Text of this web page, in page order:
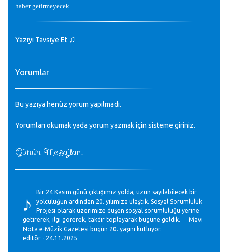
Günün Mesajları
♪
Bir 24 Kasım günü çıktığımız yolda, uzun sayılabilecek bir
yolculuğun ardından 20. yılımıza ulaştık. Sosyal Sorumluluk
Projesi olarak üzerimize düşen sosyal sorumluluğu yerine
getirerek, ilgi görerek, takdir toplayarak bugüne geldik. Mavi
Nota e-Müzik Gazetesi bugün 20. yaşını kutluyor.
editör - 24.11.2025
haber getirmeyecek.
Yazıyı Tavsiye Et ♫
Yorumlar
Bu yazıya henüz yorum yapılmadı.
Yorumları okumak yada yorum yazmak için sisteme giriniz.